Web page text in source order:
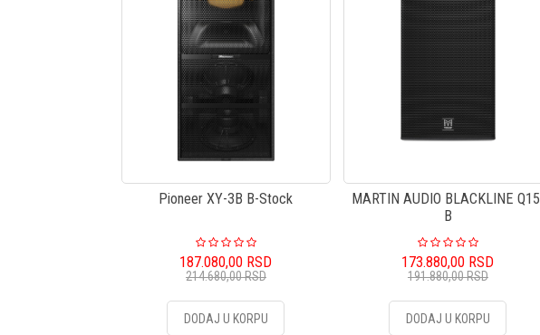
Pioneer XY-3B B-Stock
187.080,00 RSD
214.680,00RSD
DODAJ U KORPU
MARTIN AUDIO BLACKLINE
B
173.880,00 RSD
191.880,00RSD
DODAJ U KORPU